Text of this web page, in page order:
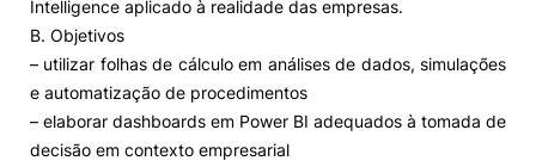
Intelligence aplicado à realidade das empresas.
B. Objetivos
– utilizar folhas de cálculo em análises de dados, simulações
e automatização de procedimentos
– elaborar dashboards em Power BI adequados à tomada de
decisão em contexto empresarial